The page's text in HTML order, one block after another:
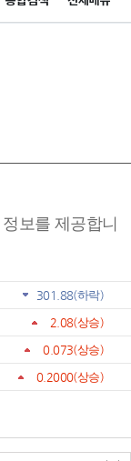
정보를 제공합니
301.88(하락)
2.08(상승)
0.073(상승)
0.2000(상승)